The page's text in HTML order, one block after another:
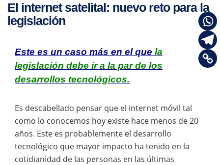
El internet satelital: nuevo reto para la
legislación
Este es un caso más en el que la
legislación debe ir a la par de los
desarrollos tecnológicos.
Es descabellado pensar que el internet móvil tal
como lo conocemos hoy existe hace menos de 20
años. Este es probablemente el desarrollo
tecnológico que mayor impacto ha tenido en la
cotidianidad de las personas en las últimas